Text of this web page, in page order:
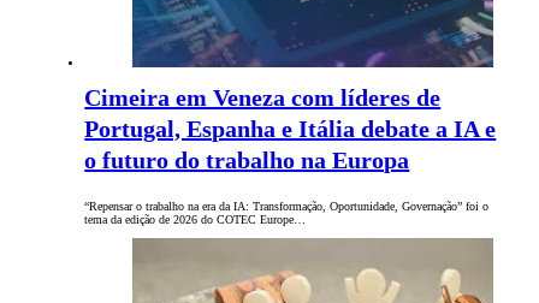
Cimeira em Veneza com líderes de
Portugal, Espanha e Itália debate a IA e
o futuro do trabalho na Europa
“Repensar o trabalho na era da IA: Transformação, Oportunidade, Governação” foi o
tema da edição de 2026 do COTEC Europe…